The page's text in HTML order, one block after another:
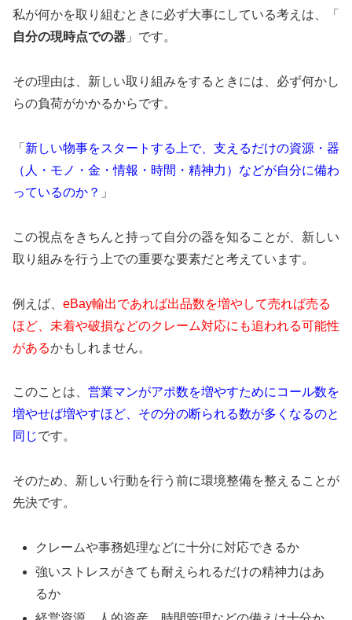
私が何かを取り組むときに必ず大事にしている考えは、「
自分の現時点での器 」です。
その理由は、新しい取り組みをするときには、 必ず何かし
らの負荷がかかるからです。
「 新しい物事をスタートする上で、支えるだけの資源・器
（人・モノ・金・情報・時間・精神力）などが自分に備わ
っているのか？ 」
この視点をきちんと持って自分の器を知ることが、新しい
取り組みを行う上での重要な要素だと考えています。
例えば、 eBay輸出であれば出品数を増やして売れば売る
ほど、 未着や破損などのクレーム対応にも追われる可能性
があるかもしれません。
このことは、 営業マンがアポ数を増やすためにコール数を
増やせば増やすほど、 その分の断られる数が多くなるのと
同じです。
そのため、新しい行動を行う前に環境整備を整えることが
先決です。
クレームや事務処理などに十分に対応できるか
強いストレスがきても耐えられるだけの精神力はあ
るか